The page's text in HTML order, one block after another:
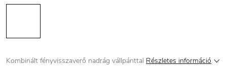
Kombinált fényvisszaverő nadrág vállpánttal Részletes információ